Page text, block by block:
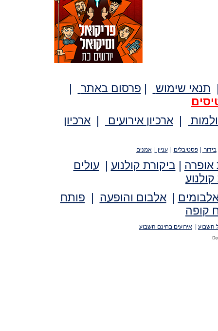
תנאי שימוש | פרסום באתר
|
| ארכיון אירועים | ארכיון
בידור |פסטיבלים |עניין |אמנים
אופרה | ביקורת קולנוע |עולים
קולנוע
|אלבום והופעה | פותח
קופה
השבוע אירועים בחינם השבוע